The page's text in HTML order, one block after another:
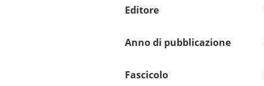
Editore
Anno di pubblicazione
Fascicolo